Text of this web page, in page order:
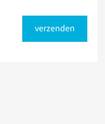
verzenden